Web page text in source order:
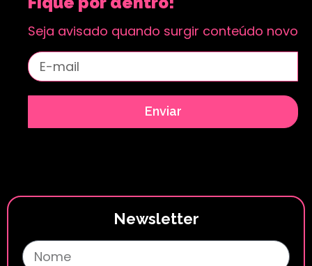
Seja avisado quando surgir conteúdo novo
Enviar
Newsletter